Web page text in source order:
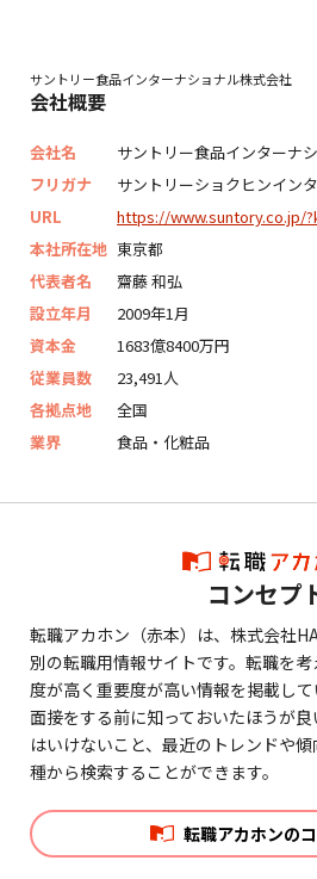
サントリー食品インターナショナル株式会社
会社概要
会社名
サントリー食品インターナ
フリガナ
サントリーショクヒンイン
URL
https://www.suntory.co.jp/
本社所在地 東京都
代表者名
齋藤 和弘
設立年月
2009年1月
資本金
1683億8400万円
従業員数
23,491人
各拠点地
全国
業界
食品・化粧品
コンセプ
転職アカホン（赤本）は、株式会社
別の転職用情報サイトです。転職を
度が高く重要度が高い情報を掲載して
面接をする前に知っておいたほうが
はいけないこと、最近のトレンドや
種から検索することができます。
転職アカホンの